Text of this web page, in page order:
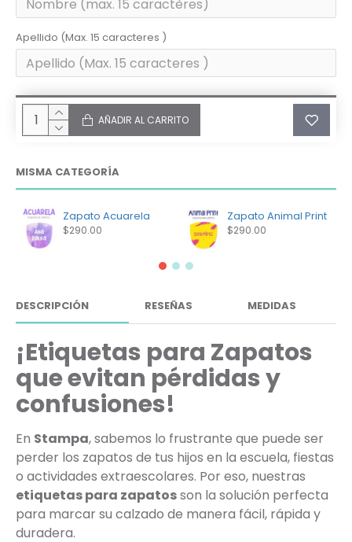
Apellido (Max. 15 caracteres )
AÑADIR AL CARRITO
MISMA CATEGORÍA
Zapato Acuarela
$290.00
Zapato Animal Print
$290.00
DESCRIPCIÓN RESEÑAS MEDIDAS
¡Etiquetas para Zapatos
que evitan pérdidas y
confusiones!
En Stampa, sabemos lo frustrante que puede ser
perder los zapatos de tus hijos en la escuela, fiestas
o actividades extraescolares. Por eso, nuestras
etiquetas para zapatosson la solución perfecta
para marcar su calzado de manera fácil, rápida y
duradera.